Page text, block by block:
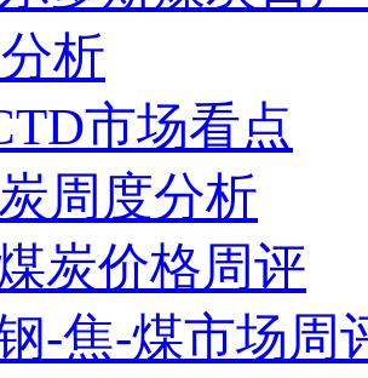
析
市场看点
周度分析
炭价格周评
-焦-煤市场周